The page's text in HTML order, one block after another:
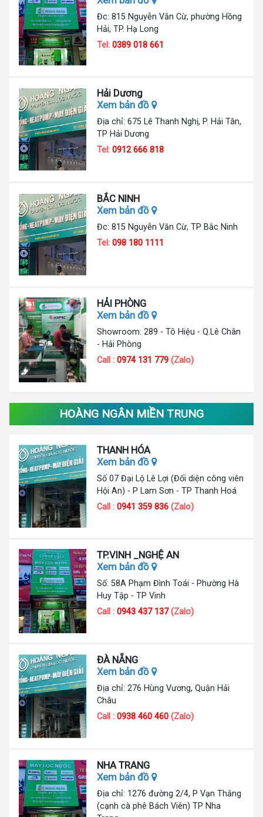
Đc: 815 Nguyễn Văn Cừ, phường Hồng
Hải, TP. Hạ Long
Tel:0389 018 661
Hải Dương
Xem bản đồ
Địa chỉ: 675 Lê Thanh Nghị, P. Hải Tân,
TP Hải Dương
Tel:0912 666 818
BẮC NINH
Xem bản đồ
Đc: 815 Nguyễn Văn Cừ, TP Bắc Ninh
Tel:098 180 1111
HẢI PHÒNG
Xem bản đồ
Showroom: 289 - Tô Hiệu - Q.Lê Chân
- Hải Phòng
Call :0974 131 779 (Zalo)
HOÀNG NGÂN MIỀN TRUNG
THANH HÓA
Xem bản đồ
Số 07 Đại Lộ Lê Lợi (Đối diện công viên
Hội An) - P Lam Sơn - TP Thanh Hoá
Call :0941 359 836 (Zalo)
TP.VINH _NGHỆ AN
Xem bản đồ
Số: 58A Phạm Đình Toái - Phường Hà
Huy Tập - TP Vinh
Call :0943 437 137(Zalo)
ĐÀ NẴNG
Xem bản đồ
Địa chỉ: 276 Hùng Vương, Quận Hải
Châu
Call :0938 460 460 (Zalo)
NHA TRANG
Xem bản đồ
Địa chỉ: 1276 đường 2/4, P Vạn Thắng
(cạnh cà phê Bách Viên) TP Nha